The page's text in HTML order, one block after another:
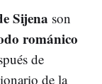
Sijena son
románico
de
de la